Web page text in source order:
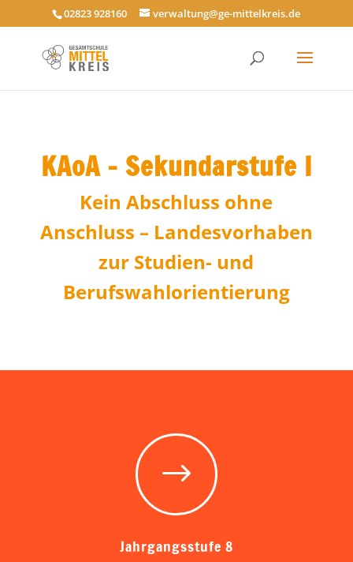
02823 928160 verwaltung@ge-mittelkreis.de
KAoA – Sekundarstufe I
Kein Abschluss ohne
Anschluss – Landesvorhaben
zur Studien- und
Berufswahlorientierung
$
Jahrgangsstufe 8